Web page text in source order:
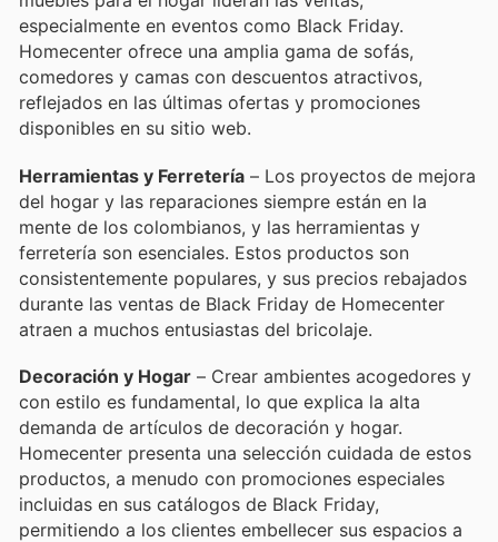
especialmente en eventos como Black Friday.
Homecenter ofrece una amplia gama de sofás,
comedores y camas con descuentos atractivos,
reflejados en las últimas ofertas y promociones
disponibles en su sitio web.
Herramientas y Ferretería – Los proyectos de mejora
del hogar y las reparaciones siempre están en la
mente de los colombianos, y las herramientas y
ferretería son esenciales. Estos productos son
consistentemente populares, y sus precios rebajados
durante las ventas de Black Friday de Homecenter
atraen a muchos entusiastas del bricolaje.
Decoración y Hogar – Crear ambientes acogedores y
con estilo es fundamental, lo que explica la alta
demanda de artículos de decoración y hogar.
Homecenter presenta una selección cuidada de estos
productos, a menudo con promociones especiales
incluidas en sus catálogos de Black Friday,
permitiendo a los clientes embellecer sus espacios a